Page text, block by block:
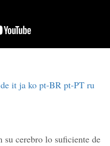
de it ja ko pt-BR pt-PT ru
su cerebro lo suficiente de